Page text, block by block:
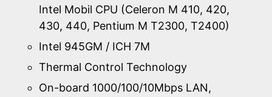
Intel Mobil CPU (Celeron M 410, 420,
430, 440, Pentium M T2300, T2400)
Intel 945GM / ICH 7M
Thermal Control Technology
On-board 1000/100/10Mbps LAN,